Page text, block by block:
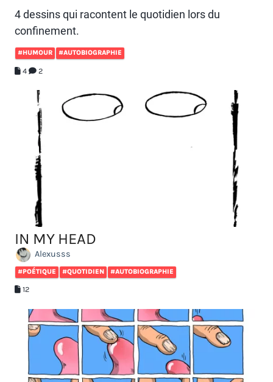
4 dessins qui racontent le quotidien lors du
confinement.
#HUMOUR #AUTOBIOGRAPHIE
4 2
IN MY HEAD
Alexusss
#POÉTIQUE #QUOTIDIEN #AUTOBIOGRAPHIE
12